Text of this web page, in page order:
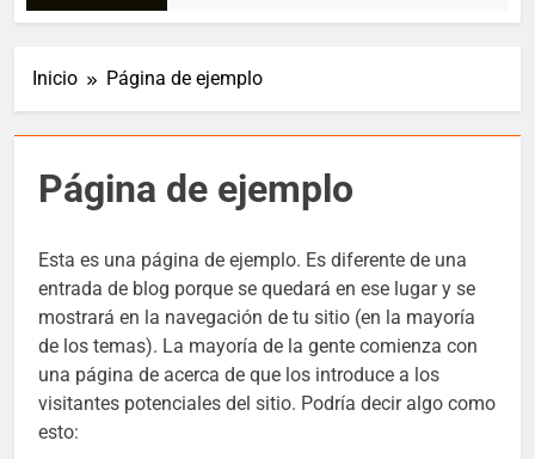
Inicio Página de ejemplo
Página de ejemplo
Esta es una página de ejemplo. Es diferente de una
entrada de blog porque se quedará en ese lugar y se
mostrará en la navegación de tu sitio (en la mayoría
de los temas). La mayoría de la gente comienza con
una página de acerca de que los introduce a los
visitantes potenciales del sitio. Podría decir algo como
esto: